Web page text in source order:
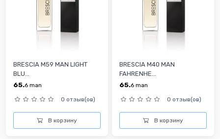
BRESCIA M59 MAN LIGHT
BLU...
65.6 man
0 отзыв(ов)
В корзину
BRESCIA M40 MAN
FAHRENHE...
65.6 man
0 отзыв(ов)
В корзину